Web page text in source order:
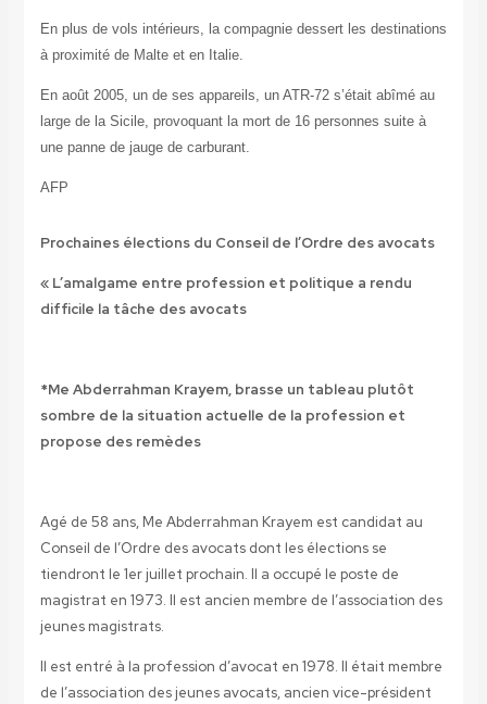
En plus de vols intérieurs, la compagnie dessert les destinations
à proximité de Malte et en Italie.
En août 2005, un de ses appareils, un ATR-72 s’était abîmé au
large de la Sicile, provoquant la mort de 16 personnes suite à
une panne de jauge de carburant.
AFP
Prochaines élections du Conseil de l’Ordre des avocats
« L’amalgame entre profession et politique a rendu
difficile la tâche des avocats
*Me Abderrahman Krayem, brasse un tableau plutôt
sombre de la situation actuelle de la profession et
propose des remèdes
Agé de 58 ans, Me Abderrahman Krayem est candidat au
Conseil de l’Ordre des avocats dont les élections se
tiendront le 1er juillet prochain. Il a occupé le poste de
magistrat en 1973. Il est ancien membre de l’association des
jeunes magistrats.
Il est entré à la profession d’avocat en 1978. Il était membre
de l’association des jeunes avocats, ancien vice-président